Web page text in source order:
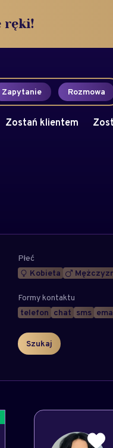
ręki!
Zapytanie Rozmowa
Zostań klientem
Płeć
Kobieta
Formy kontaktu
telefon chat sms